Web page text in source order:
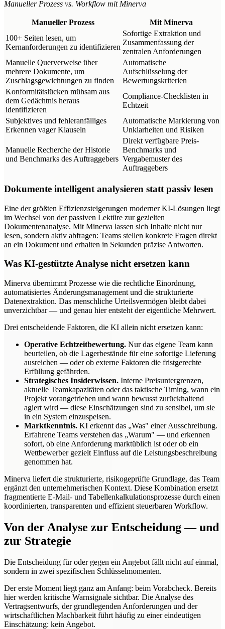
Manueller Prozess vs. Workflow mit Minerva
Manueller Prozess
Mit Minerva
100+ Seiten lesen, um
Kernanforderungen zu identifizieren
Sofortige Extraktion und
Zusammenfassung der
zentralen Anforderungen
Manuelle Querverweise über
mehrere Dokumente, um
Zuschlagsgewichtungen zu finden
Automatische
Aufschlüsselung der
Bewertungskriterien
Konformitätslücken mühsam aus
dem Gedächtnis heraus
identifizieren
Compliance-Checklisten in
Echtzeit
Subjektives und fehleranfälliges
Erkennen vager Klauseln
Automatische Markierung von
Unklarheiten und Risiken
Manuelle Recherche der Historie
und Benchmarks des Auftraggebers
Direkt verfügbare Preis-
Benchmarks und
Vergabemuster des
Auftraggebers
Dokumente intelligent analysieren statt passiv lesen
Eine der größten Effizienzsteigerungen moderner KI-Lösungen liegt
im Wechsel von der passiven Lektüre zur gezielten
Dokumentenanalyse. Mit Minerva lassen sich Inhalte nicht nur
lesen, sondern aktiv abfragen: Teams stellen konkrete Fragen direkt
an ein Dokument und erhalten in Sekunden präzise Antworten.
Was KI-gestützte Analyse nicht ersetzen kann
Minerva übernimmt Prozesse wie die rechtliche Einordnung,
automatisiertes Änderungsmanagement und die strukturierte
Datenextraktion. Das menschliche Urteilsvermögen bleibt dabei
unverzichtbar — und genau hier entsteht der eigentliche Mehrwert.
Drei entscheidende Faktoren, die KI allein nicht ersetzen kann:
Operative Echtzeitbewertung. Nur das eigene Team kann
beurteilen, ob die Lagerbestände für eine sofortige Lieferung
ausreichen — oder ob externe Faktoren die fristgerechte
Erfüllung gefährden.
Strategisches Insiderwissen. Interne Preisuntergrenzen,
aktuelle Teamkapazitäten oder das taktische Timing, wann ein
Projekt vorangetrieben und wann bewusst zurückhaltend
agiert wird — diese Einschätzungen sind zu sensibel, um sie
in ein System einzuspeisen.
Marktkenntnis. KI erkennt das „Was" einer Ausschreibung.
Erfahrene Teams verstehen das „Warum" — und erkennen
sofort, ob eine Anforderung marktüblich ist oder ob ein
Wettbewerber gezielt Einfluss auf die Leistungsbeschreibung
genommen hat.
Minerva liefert die strukturierte, risikogeprüfte Grundlage, das Team
ergänzt den unternehmerischen Kontext. Diese Kombination ersetzt
fragmentierte E-Mail- und Tabellenkalkulationsprozesse durch einen
koordinierten, transparenten und effizient steuerbaren Workflow.
Von der Analyse zur Entscheidung — und
zur Strategie
Die Entscheidung für oder gegen ein Angebot fällt nicht auf einmal,
sondern in zwei spezifischen Schlüsselmomenten.
Der erste Moment liegt ganz am Anfang: beim Vorabcheck. Bereits
hier werden kritische Warnsignale sichtbar. Die Analyse des
Vertragsentwurfs, der grundlegenden Anforderungen und der
wirtschaftlichen Machbarkeit führt häufig zu einer eindeutigen
Einschätzung: kein Angebot.